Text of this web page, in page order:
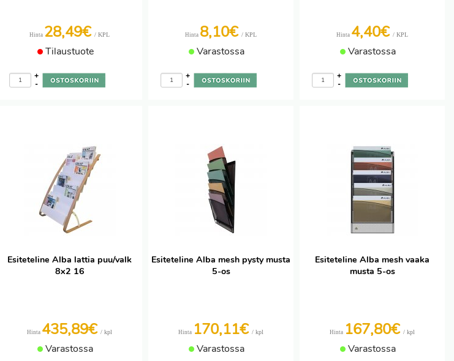
Hinta 28,49€ / KPL
Tilaustuote
-
+
Hinta 8,10€ / KPL
Varastossa
-
+
Hinta 4,40€ / KPL
Varastossa
-
+
Esiteteline Alba lattia puu/valk
8x2 16
Hinta 435,89€ / kpl
Varastossa
Esiteteline Alba mesh pysty musta
5-os
Hinta 170,11€ / kpl
Varastossa
Esiteteline Alba mesh vaaka
musta 5-os
Hinta 167,80€ / kpl
Varastossa